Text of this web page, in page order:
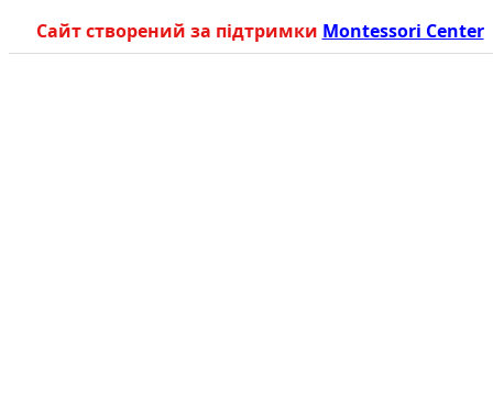
Сайт створений за підтримки Montessori Center